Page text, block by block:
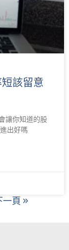
該留意
讓你知道的股
出好嗎
一頁 »